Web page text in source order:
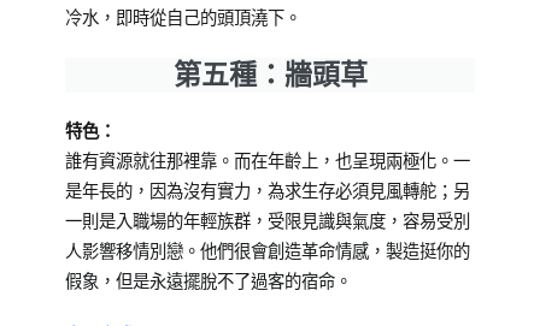
冷水，即時從自己的頭頂澆下。
第五種：牆頭草
特色：
誰有資源就往那裡靠。而在年齡上，也呈現兩極化。一
是年長的，因為沒有實力，為求生存必須見風轉舵；另
一則是入職場的年輕族群，受限見識與氣度，容易受別
人影響移情別戀。他們很會創造革命情感，製造挺你的
假象，但是永遠擺脫不了過客的宿命。